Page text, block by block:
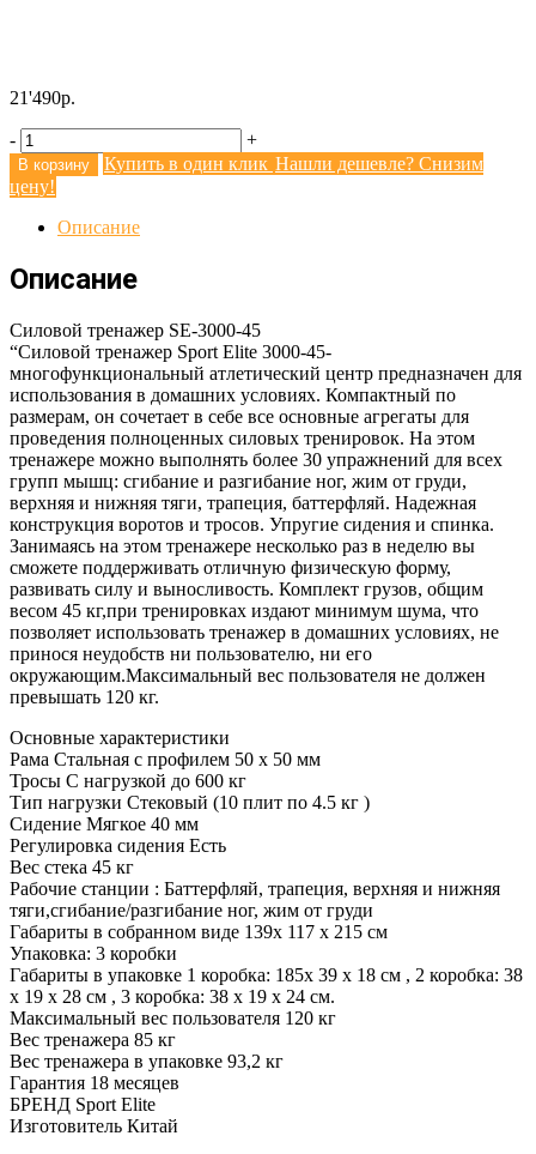
21'490
- +
В корзину Купить в один клик Нашли дешевле? Снизим
цену!
Описание
Описание
Силовой тренажер SE-3000-45
“Cиловой тренажер Sport Elite 3000-45-
многофункциональный атлетический центр предназначен для
использования в домашних условиях. Компактный по
размерам, он сочетает в себе все основные агрегаты для
проведения полноценных силовых тренировок. На этом
тренажере можно выполнять более 30 упражнений для всех
групп мышц: сгибание и разгибание ног, жим от груди,
верхняя и нижняя тяги, трапеция, баттерфляй. Надежная
конструкция воротов и тросов. Упругие сидения и спинка.
Занимаясь на этом тренажере несколько раз в неделю вы
сможете поддерживать отличную физическую форму,
развивать силу и выносливость. Комплект грузов, общим
весом 45 кг,при тренировках издают минимум шума, что
позволяет использовать тренажер в домашних условиях, не
принося неудобств ни пользователю, ни его
окружающим.Максимальный вес пользователя не должен
превышать 120 кг.
Основные характеристики
Рама Стальная с профилем 50 х 50 мм
Тросы С нагрузкой до 600 кг
Тип нагрузки Стековый (10 плит по 4.5 кг )
Сидение Мягкое 40 мм
Регулировка сидения Есть
Вес стека 45 кг
Рабочие станции : Баттерфляй, трапеция, верхняя и нижняя
тяги,сгибание/разгибание ног, жим от груди
Габариты в собранном виде 139х 117 х 215 см
Упаковка: 3 коробки
Габариты в упаковке 1 коробка: 185х 39 х 18 см , 2 коробка: 38
х 19 х 28 см , 3 коробка: 38 х 19 х 24 см.
Максимальный вес пользователя 120 кг
Вес тренажера 85 кг
Вес тренажера в упаковке 93,2 кг
Гарантия 18 месяцев
БРЕНД Sport Elite
Изготовитель Китай